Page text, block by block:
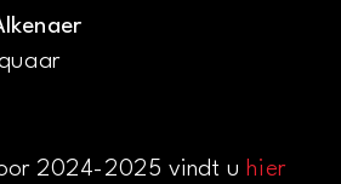
2024-2025 vindt uhier